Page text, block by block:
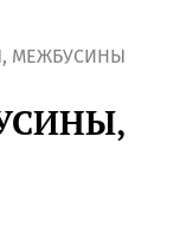
МЕЖБУСИНЫ